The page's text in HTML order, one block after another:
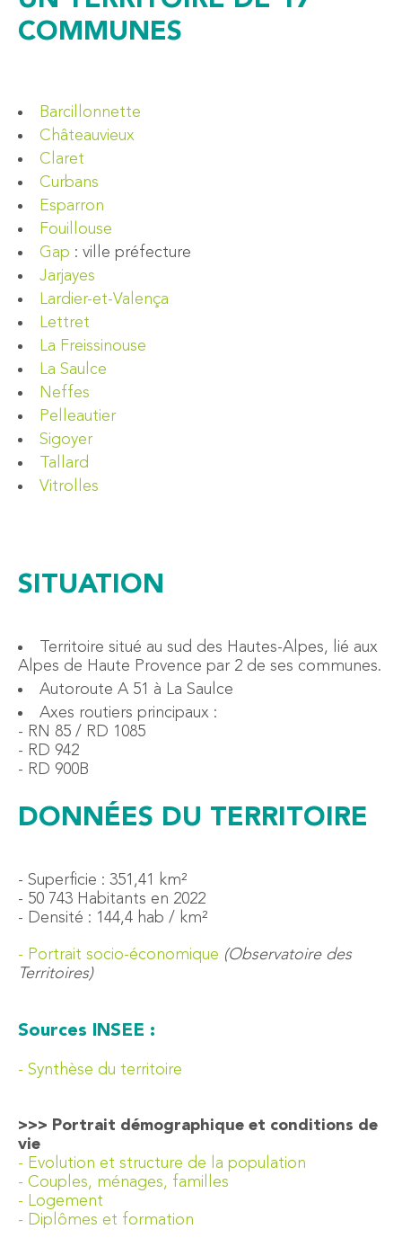
COMMUNES
Barcillonnette
Châteauvieux
Claret
Curbans
Esparron
Fouillouse
Gap : ville préfecture
Jarjayes
Lardier-et-Valença
Lettret
La Freissinouse
La Saulce
Neffes
Pelleautier
Sigoyer
Tallard
Vitrolles
SITUATION
Territoire situé au sud des Hautes-Alpes, lié aux
Alpes de Haute Provence par 2 de ses communes.
Autoroute A 51 à La Saulce
Axes routiers principaux :
- RN 85 / RD 1085
- RD 942
- RD 900B
DONNÉES DU TERRITOIRE
- Superficie : 351,41 km²
- 50 743 Habitants en 2022
- Densité : 144,4 hab / km²
- Portrait socio-économique (Observatoire des
Territoires)
Sources INSEE :
- Synthèse du territoire
>>> Portrait démographique et conditions de
vie
- Evolution et structure de la population
- Couples, ménages, familles
- Logement
- Diplômes et formation